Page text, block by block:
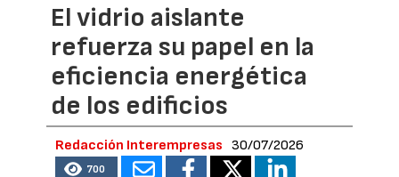
El vidrio aislante
refuerza su papel en la
eficiencia energética
de los edificios
Redacción Interempresas 30/07/2026
700